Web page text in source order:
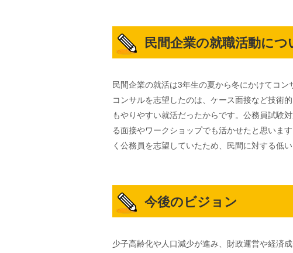
民間企業の就職活動につ
民間企業の就活は3年生の夏から冬にかけてコ
コンサルを志望したのは、ケース面接など技術
もやりやすい就活だったからです。公務員試験
る面接やワークショップでも活かせたと思いま
く公務員を志望していたため、民間に対する低
今後のビジョン
少子高齢化や人口減少が進み、財政運営や経済